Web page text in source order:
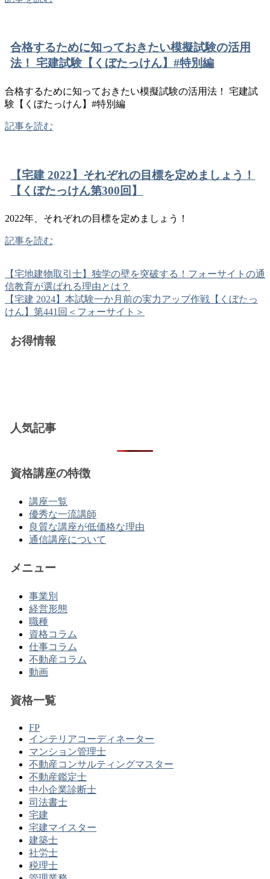
合格するために知っておきたい模擬試験の活用
法！ 宅建試験【くぼたっけん】#特別編
合格するために知っておきたい模擬試験の活用法！ 宅建試
験【くぼたっけん】#特別編
記事を読む
【宅建 2022】それぞれの目標を定めましょう！
【くぼたっけん第300回】
2022年、それぞれの目標を定めましょう！
記事を読む
【宅地建物取引士】独学の壁を突破する！フォーサイトの通
信教育が選ばれる理由とは？
【宅建 2024】本試験一か月前の実力アップ作戦【くぼたっ
けん】第441回＜フォーサイト＞
お得情報
人気記事
資格講座の特徴
講座一覧
優秀な一流講師
良質な講座が低価格な理由
通信講座について
メニュー
事業別
経営形態
職種
資格コラム
仕事コラム
不動産コラム
動画
資格一覧
FP
インテリアコーディネーター
マンション管理士
不動産コンサルティングマスター
不動産鑑定士
中小企業診断士
司法書士
宅建
宅建マイスター
建築士
社労士
税理士